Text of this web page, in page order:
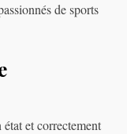
de sports
et correctement